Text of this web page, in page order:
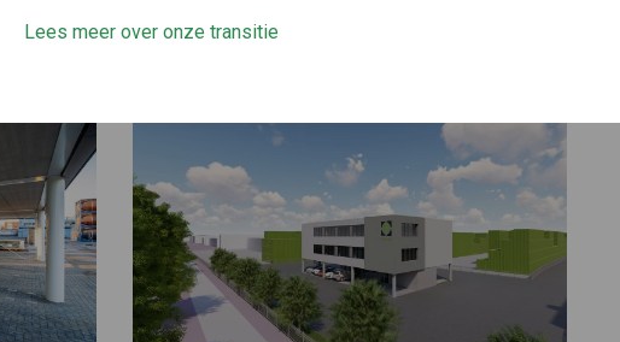
Lees meer over onze transitie